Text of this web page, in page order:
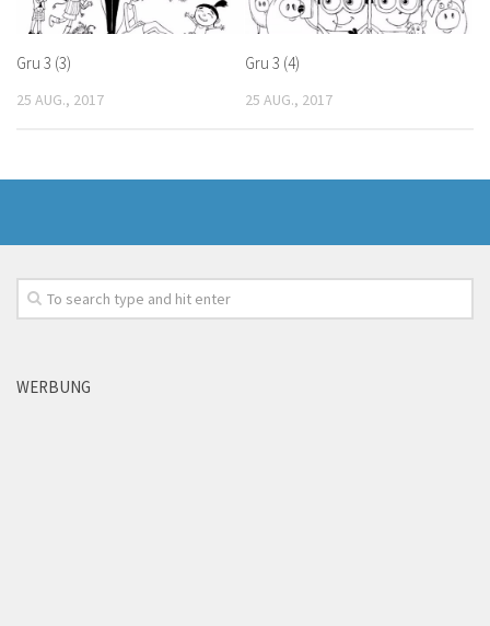
Gru 3 (3)
25 AUG., 2017
Gru 3 (4)
25 AUG., 2017
WERBUNG